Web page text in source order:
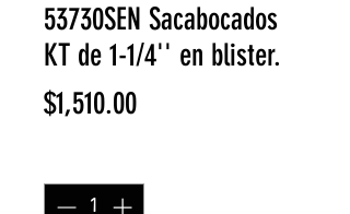
53730SEN Sacabocados
KT de 1-1/4'' en blister.
$1,510.00Precio